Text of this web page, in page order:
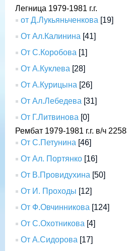
Легница 1979-1981 г.г.
от Д.Лукьяньченкова [19]
От Ал.Калинина [41]
От С.Коробова [1]
От А.Куклева [28]
От А.Курицына [26]
От Ал.Лебедева [31]
От Г.Литвинова [0]
Рембат 1979-1981 г.г. в/ч
От С.Петунина [46]
От Ал. Портянко [16]
От В.Провидухина [50]
От И. Проходы [12]
От Ф.Овчинникова [124]
От С.Охотникова [4]
От А.Сидорова [17]